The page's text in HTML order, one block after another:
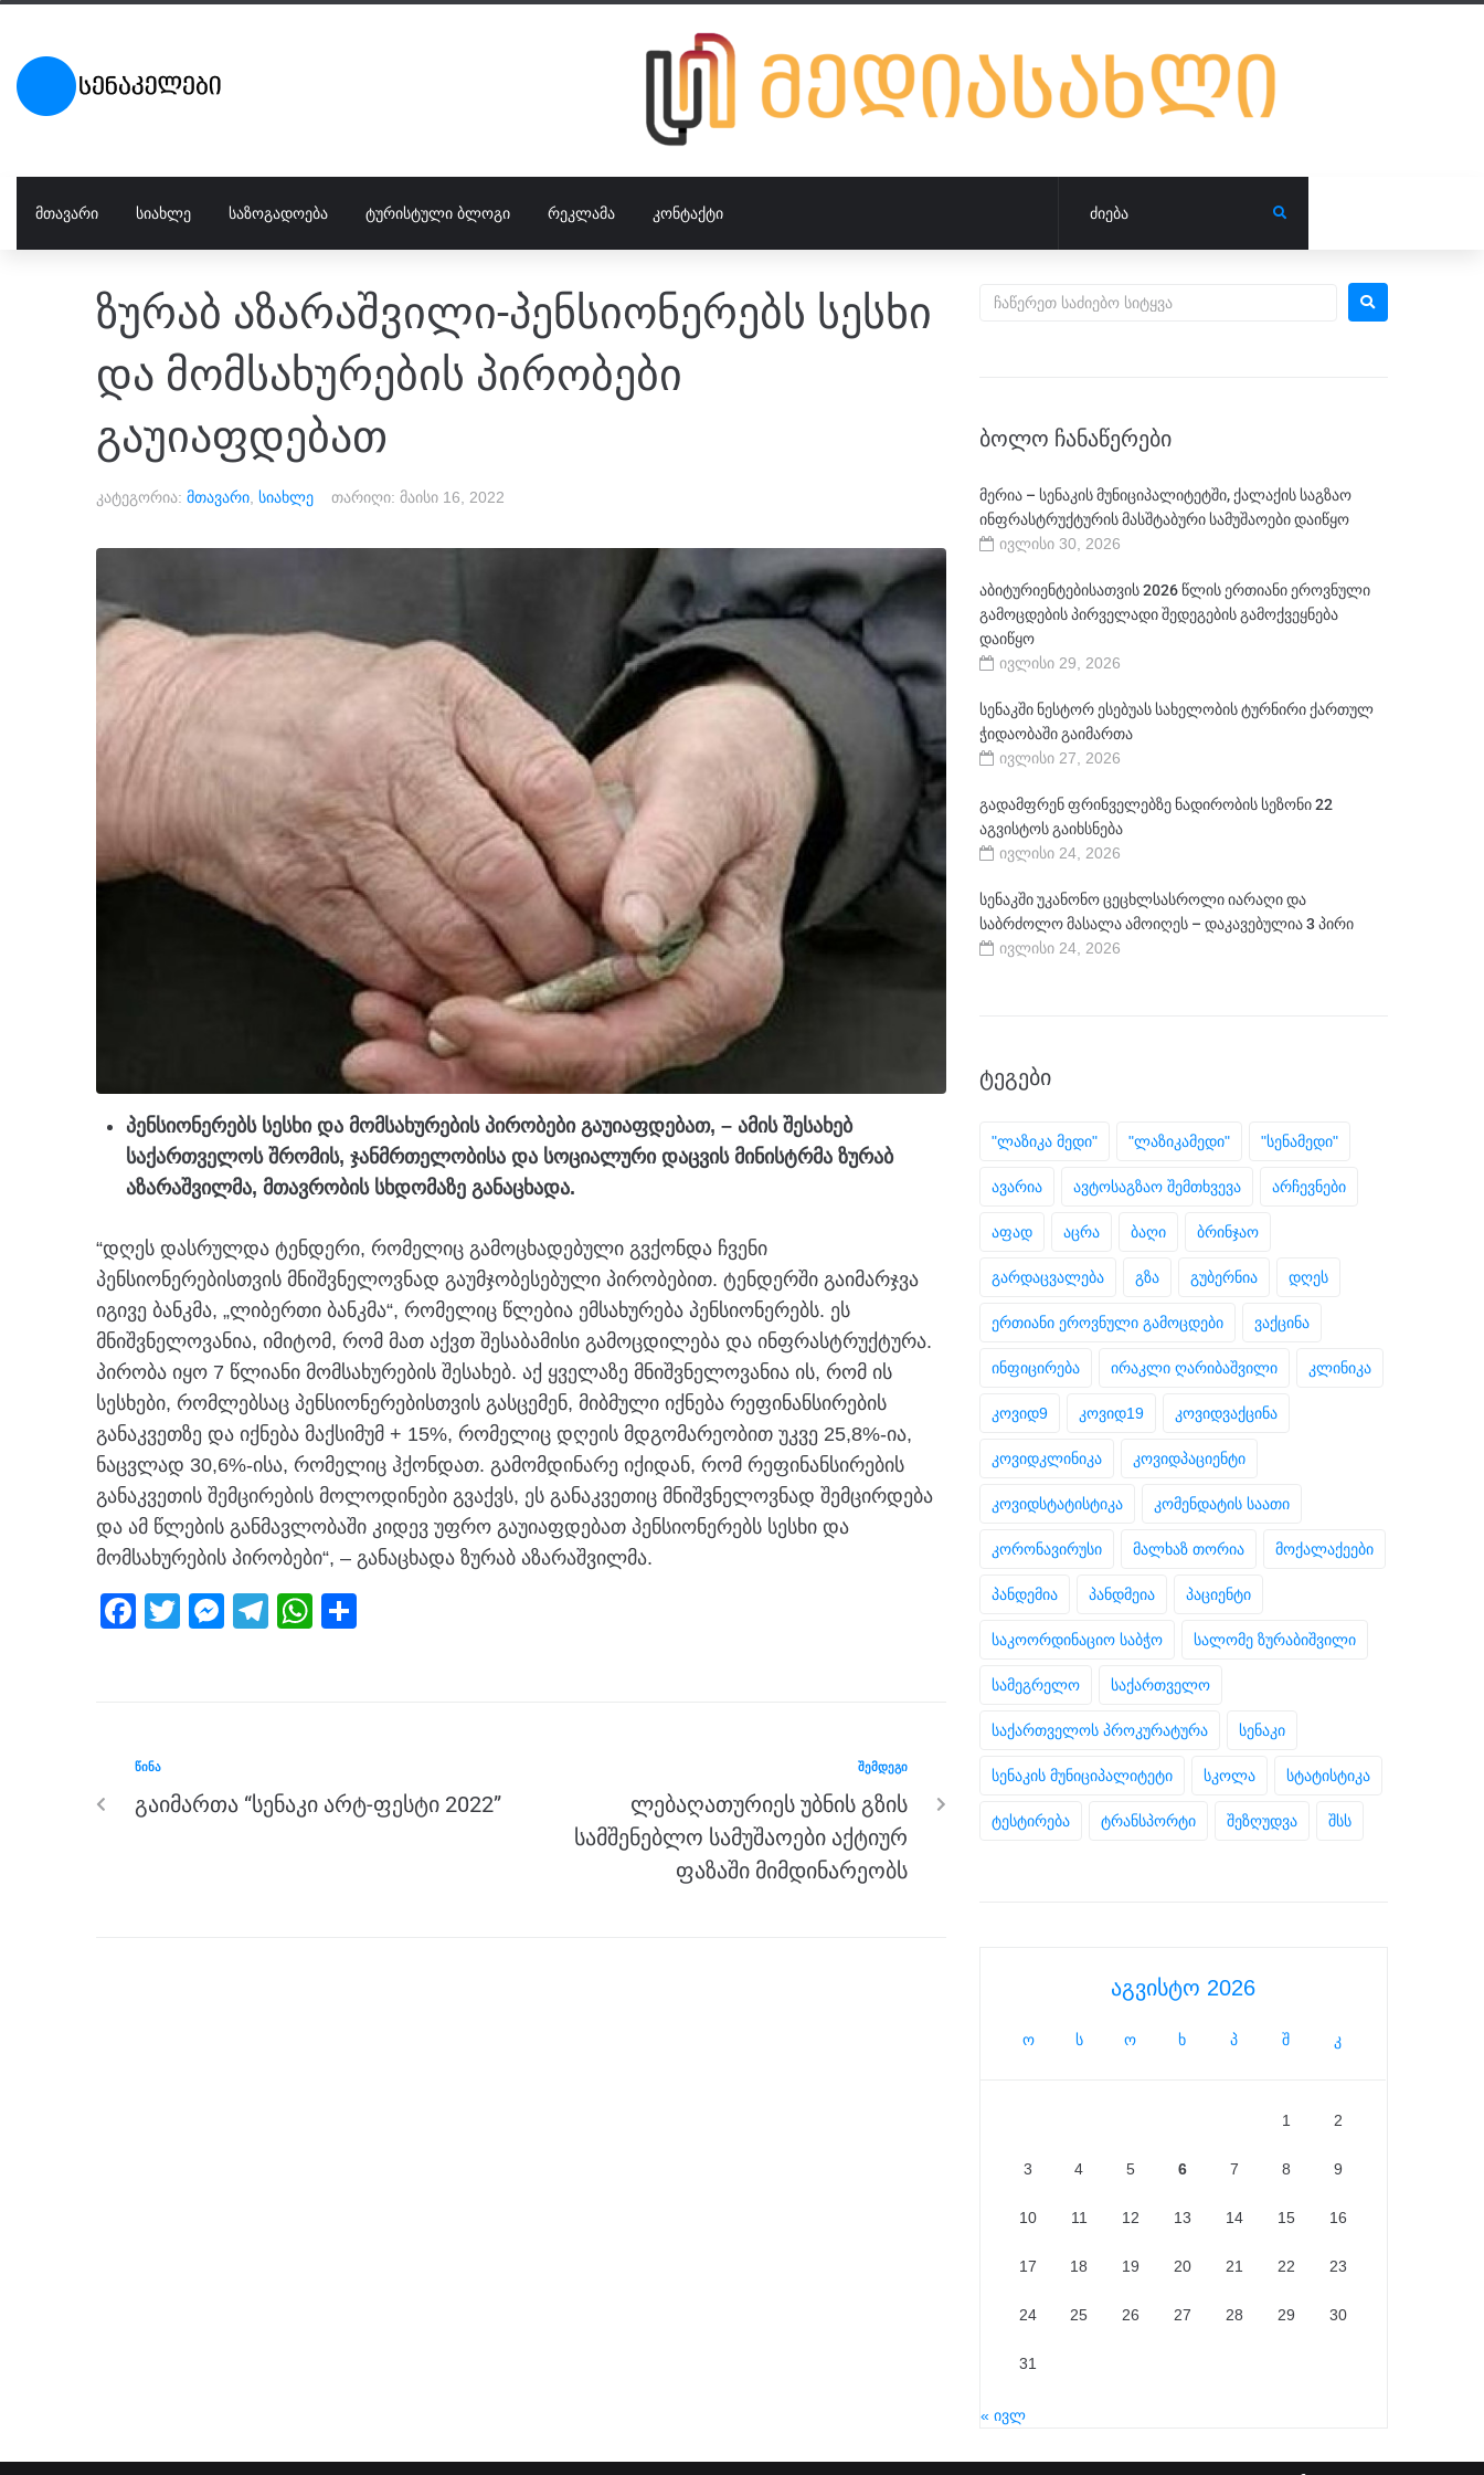
ᲛᲗᲐᲕᲐᲠᲘ ᲡᲘᲐᲮᲚᲔ ᲡᲐᲖᲝᲒᲐᲓᲝᲔᲑᲐ ᲢᲣᲠᲘᲡᲢᲣᲚᲘ ᲑᲚᲝᲒᲘ ᲠᲔᲙᲚᲐᲛᲐ ᲙᲝᲜᲢᲐᲥᲢᲘ
ზურაბ აზარაშვილი-პენსიონერებს სესხი
და მომსახურების პირობები
გაუიაფდებათ
კატეგორია: მთავარი სიახლე თარიღი: მაისი 16, 2022
პენსიონერებს სესხი და მომსახურების პირობები გაუიაფდებათ, – ამის შესახებ
საქართველოს შრომის, ჯანმრთელობისა და სოციალური დაცვის მინისტრმა ზურაბ
აზარაშვილმა, მთავრობის სხდომაზე განაცხადა.
“დღეს დასრულდა ტენდერი, რომელიც გამოცხადებული გვქონდა ჩვენი
პენსიონერებისთვის მნიშვნელოვნად გაუმჯობესებული პირობებით. ტენდერში გაიმარჯვა
იგივე ბანკმა, „ლიბერთი ბანკმა“, რომელიც წლებია ემსახურება პენსიონერებს. ეს
მნიშვნელოვანია, იმიტომ, რომ მათ აქვთ შესაბამისი გამოცდილება და ინფრასტრუქტურა.
პირობა იყო 7 წლიანი მომსახურების შესახებ. აქ ყველაზე მნიშვნელოვანია ის, რომ ის
სესხები, რომლებსაც პენსიონერებისთვის გასცემენ, მიბმული იქნება რეფინანსირების
განაკვეთზე და იქნება მაქსიმუმ + 15%, რომელიც დღეის მდგომარეობით უკვე 25,8%-ია,
ნაცვლად 30,6%-ისა, რომელიც ჰქონდათ. გამომდინარე იქიდან, რომ რეფინანსირების
განაკვეთის შემცირების მოლოდინები გვაქვს, ეს განაკვეთიც მნიშვნელოვნად შემცირდება
და ამ წლების განმავლობაში კიდევ უფრო გაუიაფდებათ პენსიონერებს სესხი და
მომსახურების პირობები“, – განაცხადა ზურაბ აზარაშვილმა.
F
b
o
T
M
er
T
m
W
p
ᲬᲘᲜᲐ
გაიმართა “სენაკი არტ-ფესტი 2022”
ᲨᲔᲛᲓᲔᲒᲘ
ლებაღათურიეს უბნის გზის
სამშენებლო სამუშაოები აქტიურ
ფაზაში მიმდინარეობს
ᲑᲝᲚᲝ ᲩᲐᲜᲐᲬᲔᲠᲔᲑᲘ
მერია – სენაკის მუნიციპალიტეტში, ქალაქის საგზაო
ინფრასტრუქტურის მასშტაბური სამუშაოები დაიწყო
ივლისი 30, 2026
აბიტურიენტებისათვის 2026 წლის ერთიანი ეროვნული
გამოცდების პირველადი შედეგების გამოქვეყნება
დაიწყო
ივლისი 29, 2026
სენაკში ნესტორ ესებუას სახელობის ტურნირი ქართულ
ჭიდაობაში გაიმართა
ივლისი 27, 2026
გადამფრენ ფრინველებზე ნადირობის სეზონი 22
აგვისტოს გაიხსნება
ივლისი 24, 2026
სენაკში უკანონო ცეცხლსასროლი იარაღი და
საბრძოლო მასალა ამოიღეს – დაკავებულია 3 პირი
ივლისი 24, 2026
ᲢᲔᲒᲔᲑᲘ
"ლაზიკა მედი" "ლაზიკამედი" "სენამედი"
ავარია ავტოსაგზაო შემთხვევა არჩევნები
აფად აცრა ბაღი ბრინჯაო
გარდაცვალება გზა გუბერნია დღეს
ერთიანი ეროვნული გამოცდები ვაქცინა
ინფიცირება ირაკლი ღარიბაშვილი კლინიკა
კოვიდ9 კოვიდ19 კოვიდვაქცინა
კოვიდკლინიკა კოვიდპაციენტი
კოვიდსტატისტიკა კომენდატის საათი
კორონავირუსი მალხაზ თორია მოქალაქეები
პანდემია პანდმეია პაციენტი
საკოორდინაციო საბჭო სალომე ზურაბიშვილი
სამეგრელო საქართველო
საქართველოს პროკურატურა სენაკი
სენაკის მუნიციპალიტეტი სკოლა სტატისტიკა
ტესტირება ტრანსპორტი შეზღუდვა შსს
აგვისტო 2026
ო ს ო ხ პ შ კ
1 2
3 4 5 6 7 8 9
10 11 12 13 14 15 16
17 18 19 20 21 22 23
24 25 26 27 28 29 30
31
« ივლ